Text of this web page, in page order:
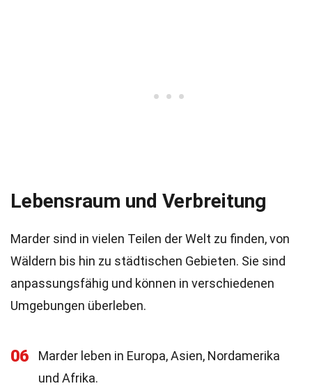
Lebensraum und Verbreitung
Marder sind in vielen Teilen der Welt zu finden, von
Wäldern bis hin zu städtischen Gebieten. Sie sind
anpassungsfähig und können in verschiedenen
Umgebungen überleben.
06
Marder leben in Europa, Asien, Nordamerika
und Afrika.